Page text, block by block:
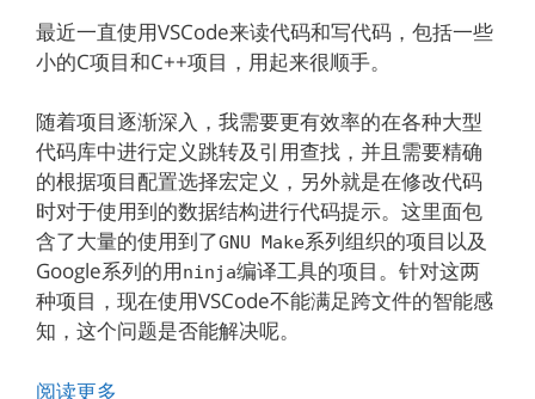
最近一直使用VSCode来读代码和写代码，包括一些
小的C项目和C++项目，用起来很顺手。
随着项目逐渐深入，我需要更有效率的在各种大型
代码库中进行定义跳转及引用查找，并且需要精确
的根据项目配置选择宏定义，另外就是在修改代码
时对于使用到的数据结构进行代码提示。这里面包
含了大量的使用到了GNU Make系列组织的项目以及
Google系列的用ninja编译工具的项目。针对这两
种项目，现在使用VSCode不能满足跨文件的智能感
知，这个问题是否能解决呢。
阅读更多